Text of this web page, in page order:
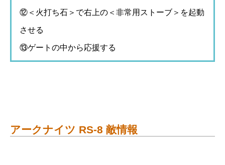
⑫＜火打ち石＞で右上の＜非常用ストーブ＞を起動
させる
⑬ゲートの中から応援する
アークナイツ RS-8 敵情報